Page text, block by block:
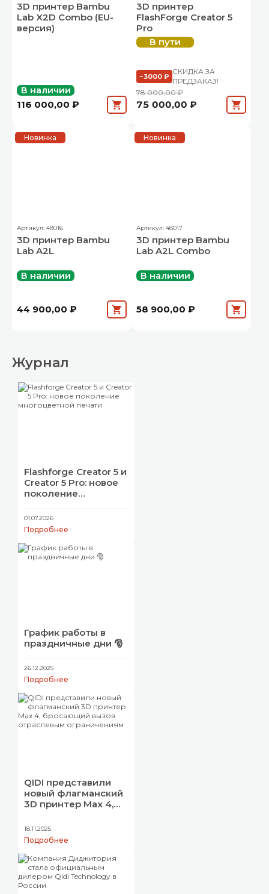
3D принтер Bambu
Lab X2D Combo (EU-
версия)
В наличии
116 000,00 ₽
3D принтер
FlashForge Creator 5
Pro
В пути
−3000 ₽
СКИДКА ЗА
ПРЕДЗАКАЗ!
78 000,00 ₽
75 000,00 ₽
Новинка
Артикул: 48016
3D принтер Bambu
Lab A2L
В наличии
44 900,00 ₽
Новинка
Артикул: 48017
3D принтер Bambu
Lab A2L Combo
В наличии
58 900,00 ₽
Журнал
Flashforge Creator 5 и
Creator 5 Pro: новое
поколение
печати
01.07.2026
Подробнее
График работы в
праздничные дни 🎅
26.12.2025
Подробнее
QIDI представили
новый флагманский
3D принтер Max 4,
отраслевым
ограничениям
18.11.2025
Подробнее